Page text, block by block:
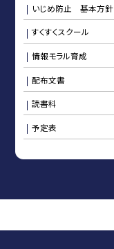
いじめ防止 基本方針
すくすくスクール
情報モラル育成
配布文書
読書科
予定表